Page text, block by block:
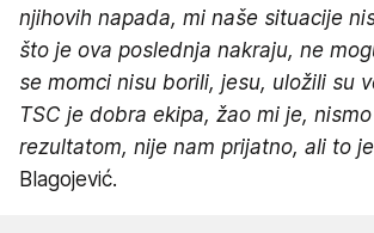
njihovih napada, mi naše situacije
što je ova poslednja nakraju, ne
se momci nisu borili, jesu, uložili su
TSC je dobra ekipa, žao mi je,
rezultatom, nije nam prijatno, ali to
Blagojević.